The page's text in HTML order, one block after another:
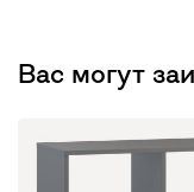
Вас могут